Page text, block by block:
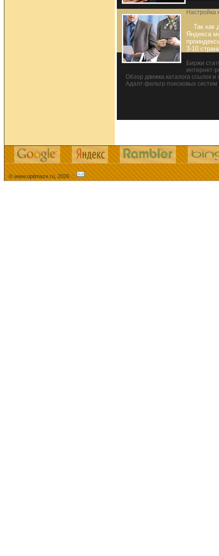
Настройка
Так как
Яндекса
3-10
Биржи
интернет-
Обзор движка каталога ссылок и
Адалт-фильтр поисковых систем
© www.optimaze.ru, 2026 .:.